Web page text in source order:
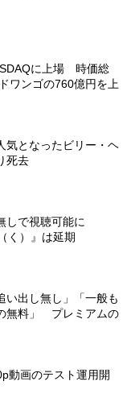
に上場 時価総
ワンゴの760億円を上
気となったビリー・ヘ
死去
しで視聴可能に
く）』は延期
出し無し」「一般も
無料」 プレミアムの
動画のテスト運用開